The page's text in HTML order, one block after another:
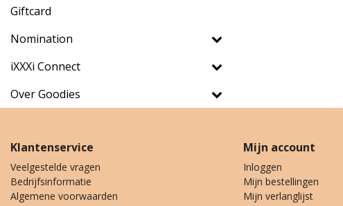
Giftcard
Nomination
iXXXi Connect
Over Goodies
Klantenservice
Veelgestelde vragen
Bedrijfsinformatie
Algemene voorwaarden
Mijn account
Inloggen
Mijn bestellingen
Mijn verlanglijst